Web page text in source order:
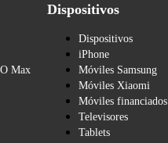
Max
Dispositivos
Dispositivos
iPhone
Móviles Samsung
Móviles Xiaomi
Móviles financiados
Televisores
Tablets